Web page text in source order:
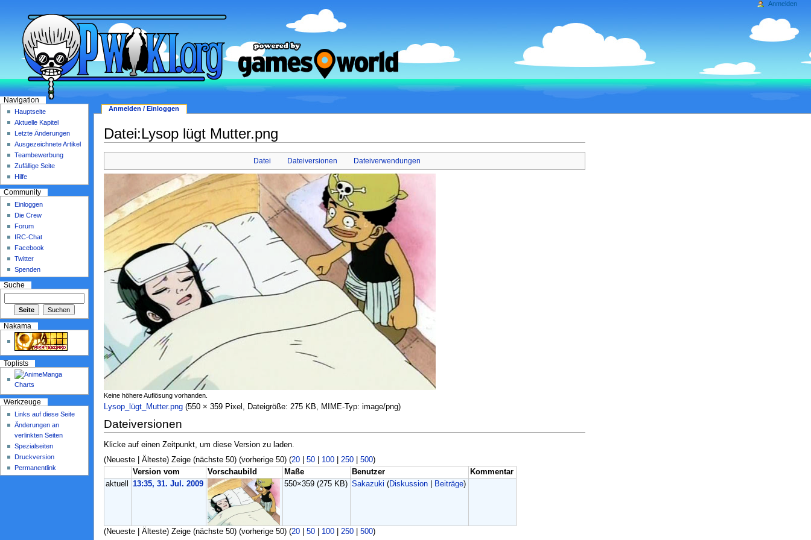
Datei:Lysop lügt Mutter.png
Datei Dateiversionen Dateiverwendungen
Keine höhere Auflösung vorhanden.
Lysop_lügt_Mutter.png‎ (550 × 359 Pixel, Dateigröße: 275 KB, MIME-Typ: image/png)
Dateiversionen
Klicke auf einen Zeitpunkt, um diese Version zu laden.
(Neueste | Älteste) Zeige (nächste 50) (vorherige 50) (20| 50| 100| 250| 500)
Version vom
Vorschaubild Maße Benutzer
Kommentar
aktuell
13:35, 31. Jul. 2009 550×359(275 KB) Sakazuki (Diskussion Beiträge)
(Neueste | Älteste) Zeige (nächste 50) (vorherige 50) (20| 50| 100| 250| 500)
Anmelden / Einloggen
Anmelden
Navigation
Hauptseite
Aktuelle Kapitel
Letzte Änderungen
Ausgezeichnete Artikel
Teambewerbung
Zufällige Seite
Hilfe
Community
Einloggen
Die Crew
Forum
IRC-Chat
Facebook
Twitter
Spenden
Suche
Nakama
Toplists
Werkzeuge
Links auf diese Seite
Änderungen an
verlinkten Seiten
Spezialseiten
Druckversion
Permanentlink